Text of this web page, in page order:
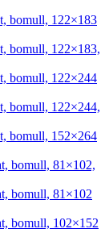
bomull, 122×183
bomull, 122×183,
bomull, 122×244
bomull, 122×244,
bomull, 152×264
bomull, 81×102,
bomull, 81×102
bomull, 102×152